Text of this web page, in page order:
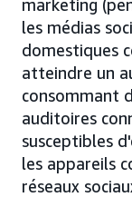
marketing
les médias
domestiques
atteindre un
consommant
auditoires
susceptibles
les appareils
réseaux